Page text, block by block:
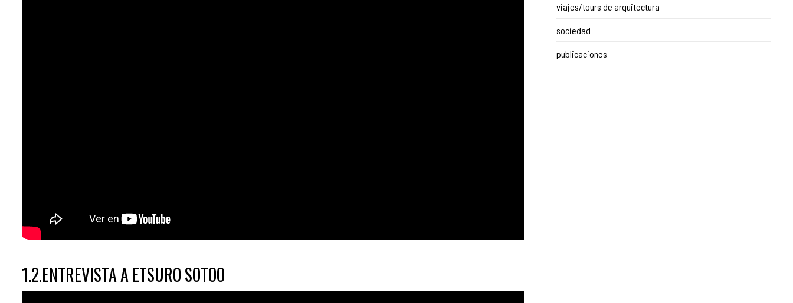
1.2.ENTREVISTA A ETSURO SOTOO
viajes/tours de arquitectura
sociedad
publicaciones